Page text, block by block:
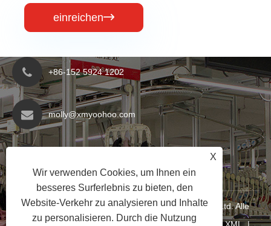
einreichen
+86-152 5924 1202
molly@xmyoohoo.com
China. 361101
Copyright © 2024 Xiamen Evaricky Trading Co., Ltd. Alle
X
Wir verwenden Cookies, um Ihnen ein
besseres Surferlebnis zu bieten, den
Website-Verkehr zu analysieren und Inhalte
zu personalisieren. Durch die Nutzung